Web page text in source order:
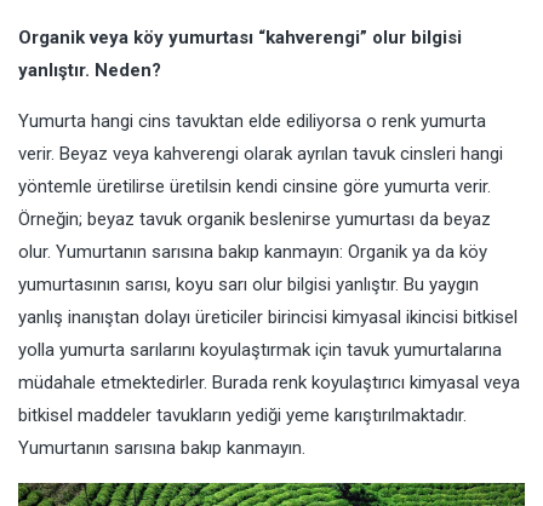
Organik veya köy yumurtası “kahverengi” olur bilgisi
yanlıştır. Neden?
Yumurta hangi cins tavuktan elde ediliyorsa o renk yumurta
verir. Beyaz veya kahverengi olarak ayrılan tavuk cinsleri hangi
yöntemle üretilirse üretilsin kendi cinsine göre yumurta verir.
Örneğin; beyaz tavuk organik beslenirse yumurtası da beyaz
olur. Yumurtanın sarısına bakıp kanmayın: Organik ya da köy
yumurtasının sarısı, koyu sarı olur bilgisi yanlıştır. Bu yaygın
yanlış inanıştan dolayı üreticiler birincisi kimyasal ikincisi bitkisel
yolla yumurta sarılarını koyulaştırmak için tavuk yumurtalarına
müdahale etmektedirler. Burada renk koyulaştırıcı kimyasal veya
bitkisel maddeler tavukların yediği yeme karıştırılmaktadır.
Yumurtanın sarısına bakıp kanmayın.